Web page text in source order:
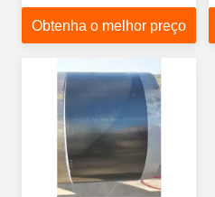
torno da manga para
proteção da corrosão
Obtenha o melhor preço